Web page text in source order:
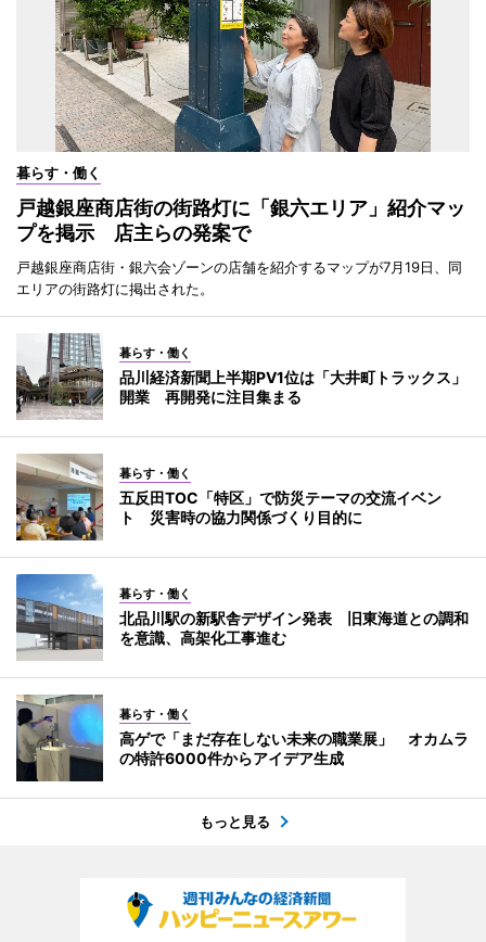
暮らす・働く
戸越銀座商店街の街路灯に「銀六エリア」紹介マッ
プを掲示 店主らの発案で
戸越銀座商店街・銀六会ゾーンの店舗を紹介するマップが7月19日、同
エリアの街路灯に掲出された。
暮らす・働く
品川経済新聞上半期PV1位は「大井町トラックス」
開業 再開発に注目集まる
暮らす・働く
五反田TOC「特区」で防災テーマの交流イベン
ト 災害時の協力関係づくり目的に
暮らす・働く
北品川駅の新駅舎デザイン発表 旧東海道との調和
を意識、高架化工事進む
暮らす・働く
高ゲで「まだ存在しない未来の職業展」 オカムラ
の特許6000件からアイデア生成
もっと見る